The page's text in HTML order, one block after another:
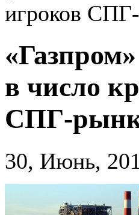
игроков
в число
СПГ-
30, Июнь,